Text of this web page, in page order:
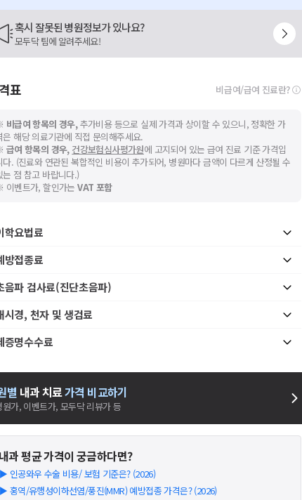
혹시 잘못된 병원정보가 있나요?
모두닥 팀에 알려주세요!
표 비급여/급여 진료란?
비급여 항목의 경우,추가비용 등으로 실제 가격과 상이할 수 있으니, 정확한 가
은 해당 의료기관에 직접 문의해주세요.
급여 항목의 경우, 건강보험심사평가원에 고지되어 있는 급여 진료 기준 가격입
다. (진료와 연관된 복합적인 비용이 추가되어, 병원마다 금액이 다르게 산정될 수
는 점 참고 바랍니다.)
이벤트가, 할인가는VAT 포함
학요법료
방접종료
음파 검사료(진단초음파)
시경, 천자 및 생검료
증명수수료
별 내과치료가격 비교하기
원가, 이벤트가, 모두닥 리뷰가 등
내과평균 가격이 궁금하다면?
▶ 인공와우 수술 비용/ 보험 기준은? (2026)
▶ 홍역/유행성이하선염/풍진(MMR) 예방접종 가격은? (2026)
요청하신 작업을 처리하지 못했습니다.
네트워크 또는 서버의 일시적인 오류로, 잠시 후 다시 시도해주세요.
확인